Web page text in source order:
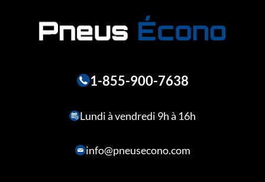
1-855-900-7638
Lundi à vendredi 9h à 16h
info@pneusecono.com